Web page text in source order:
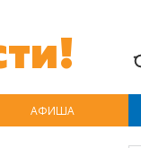
АФИША